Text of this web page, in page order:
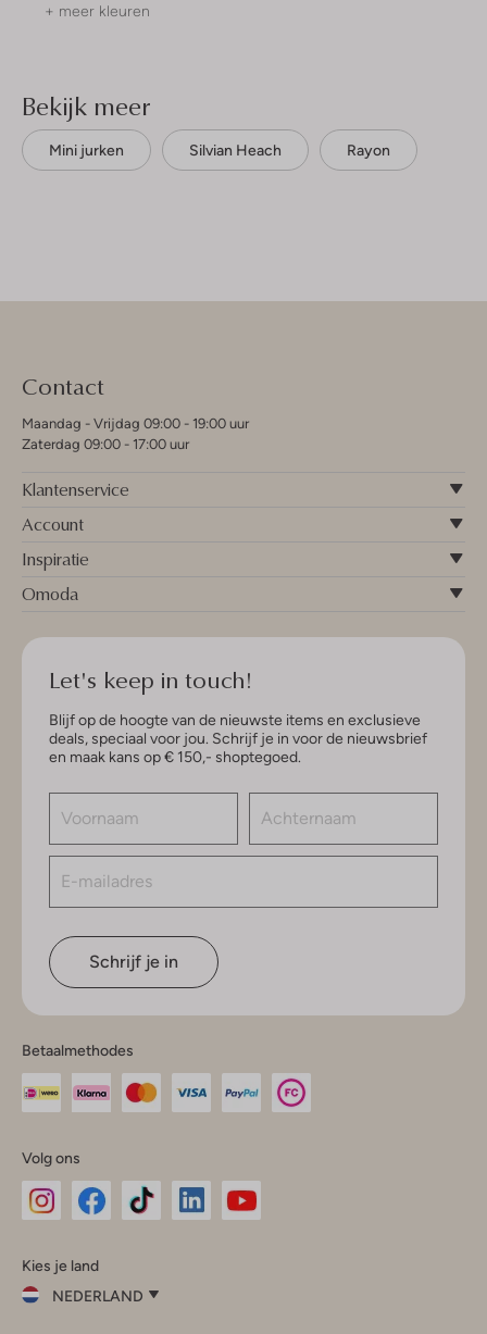
+ meer kleuren
Bekijk meer
Mini jurken Silvian Heach Rayon
Contact
Maandag - Vrijdag 09:00 - 19:00 uur
Zaterdag 09:00 - 17:00 uur
Klantenservice
Account
Inspiratie
Omoda
Let's keep in touch!
Blijf op de hoogte van de nieuwste items en exclusieve
deals, speciaal voor jou. Schrijf je in voor de nieuwsbrief
en maak kans op € 150,- shoptegoed.
Schrijf je in
Betaalmethodes
Volg ons
InstagramFacebook
Kies je land
NEDERLAND